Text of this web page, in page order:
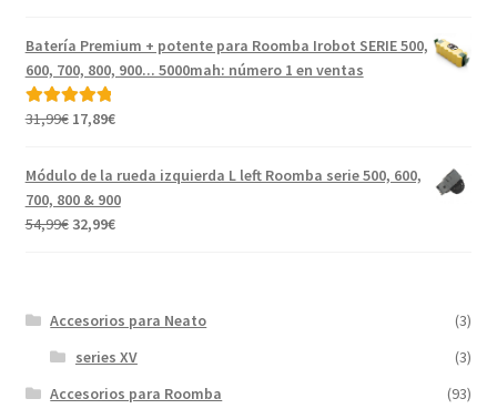
original
era:
31,99€.
actual
es:
Batería Premium + potente para Roomba Irobot SERIE 500,
600, 700, 800, 900... 5000mah: número 1 en ventas
Valorado con
31,99€ El
original
era:
31,99€.
17,89€El
actual
es:
17,89€.
Módulo de la rueda izquierda L left Roomba serie 500, 600,
700, 800 & 900
54,99€ El
54,99€.
32,99€El
32,99€.
Accesorios para Neato
(3)
series XV
(3)
Accesorios para Roomba
(93)